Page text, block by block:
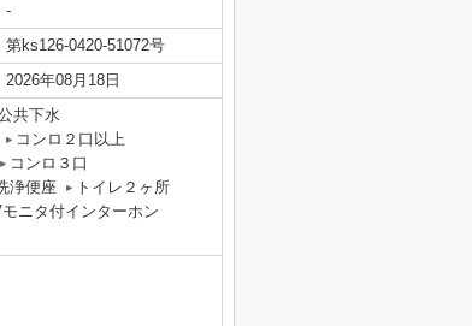
-
第ks126-0420-51072号
2026年08月18日
共下水
コンロ２口以上
コンロ３口
浄便座
トイレ２ヶ所
ニタ付インターホン